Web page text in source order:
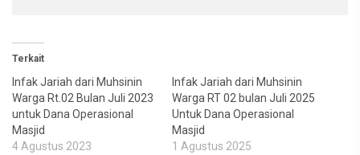
Terkait
Infak Jariah dari Muhsinin
Warga Rt.02 Bulan Juli 2023
untuk Dana Operasional
Masjid
4 Agustus 2023
Infak Jariah dari Muhsinin
Warga RT 02 bulan Juli 2025
Untuk Dana Operasional
Masjid
1 Agustus 2025